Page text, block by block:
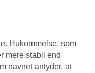
Hukommelse, som
mere stabil end
navnet antyder, at